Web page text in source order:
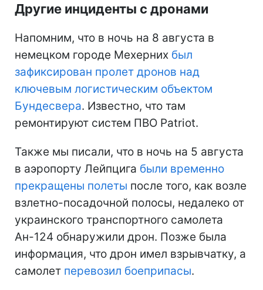
Другие инциденты с дронами
Напомним, что в ночь на 8 августа в
немецком городе Мехерних был
зафиксирован пролет дронов над
ключевым логистическим объектом
Бундесвера. Известно, что там
ремонтируют систем ПВО Patriot.
Также мы писали, что в ночь на 5 августа
в аэропорту Лейпцига были временно
прекращены полеты после того, как возле
взлетно-посадочной полосы, недалеко от
украинского транспортного самолета
Ан-124 обнаружили дрон. Позже была
информация, что дрон имел взрывчатку, а
самолет перевозил боеприпасы.